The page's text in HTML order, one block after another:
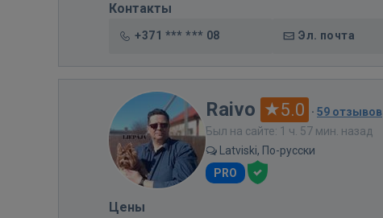
Контакты
+371 *** *** 08 Эл. почта
Raivo 5.0 · 59 отзывов
Был на сайте: 1 ч. 57 мин. назад
Latviski, По-русски
PRO
Цены